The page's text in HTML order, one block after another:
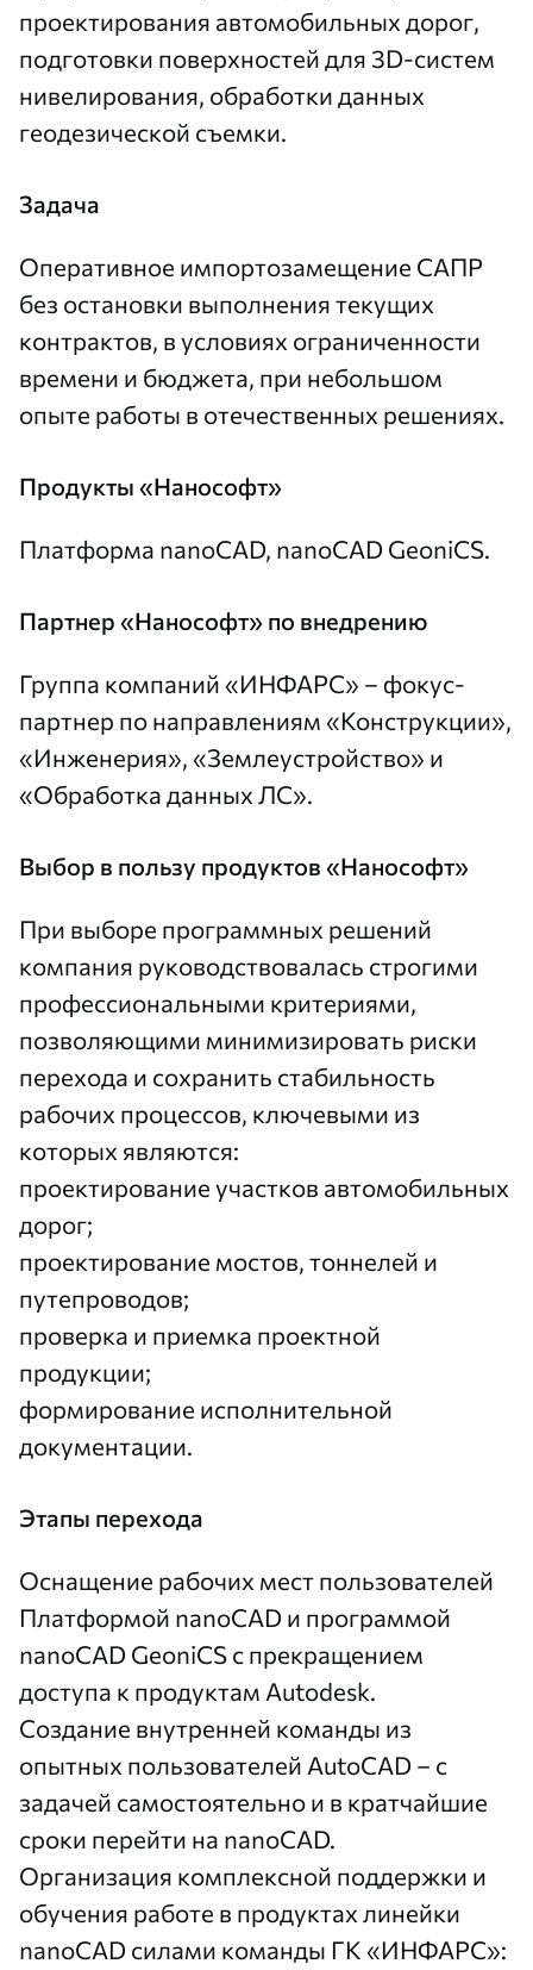
проектирования автомобильных дорог,
подготовки поверхностей для 3D-систем
нивелирования, обработки данных
геодезической съемки.
Задача
Оперативное импортозамещение САПР
без остановки выполнения текущих
контрактов, в условиях ограниченности
времени и бюджета, при небольшом
опыте работы в отечественных решениях.
Продукты «Нанософт»
Платформа nanoCAD, nanoCAD GeoniCS.
Партнер «Нанософт» по внедрению
Группа компаний «ИНФАРС» – фокус-
партнер по направлениям «Конструкции»,
«Инженерия», «Землеустройство» и
«Обработка данных ЛС».
Выбор в пользу продуктов «Нанософт»
При выборе программных решений
компания руководствовалась строгими
профессиональными критериями,
позволяющими минимизировать риски
перехода и сохранить стабильность
рабочих процессов, ключевыми из
которых являются:
проектирование участков автомобильных
дорог;
проектирование мостов, тоннелей и
путепроводов;
проверка и приемка проектной
продукции;
формирование исполнительной
документации.
Этапы перехода
Оснащение рабочих мест пользователей
Платформой nanoCAD и программой
nanoCAD GeoniCS с прекращением
доступа к продуктам Autodesk.
Создание внутренней команды из
опытных пользователей AutoCAD – с
задачей самостоятельно и в кратчайшие
сроки перейти на nanoCAD.
Организация комплексной поддержки и
обучения работе в продуктах линейки
nanoCAD силами команды ГК «ИНФАРС»: